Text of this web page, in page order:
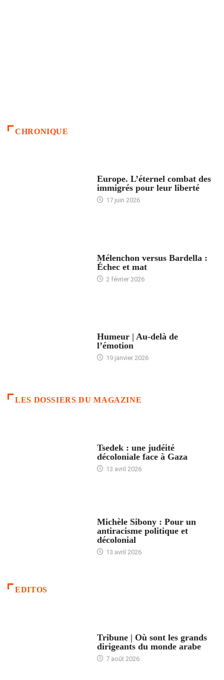
CHRONIQUE
Europe. L’éternel combat des
immigrés pour leur liberté
17 juin 2026
Mélenchon versus Bardella :
Échec et mat
2 février 2026
Humeur | Au-delà de
l’émotion
19 janvier 2026
LES DOSSIERS DU MAGAZINE
Tsedek : une judéité
décoloniale face à Gaza
13 avril 2026
Michèle Sibony : Pour un
antiracisme politique et
décolonial
13 avril 2026
EDITOS
Tribune | Où sont les grands
dirigeants du monde arabe
7 août 2026